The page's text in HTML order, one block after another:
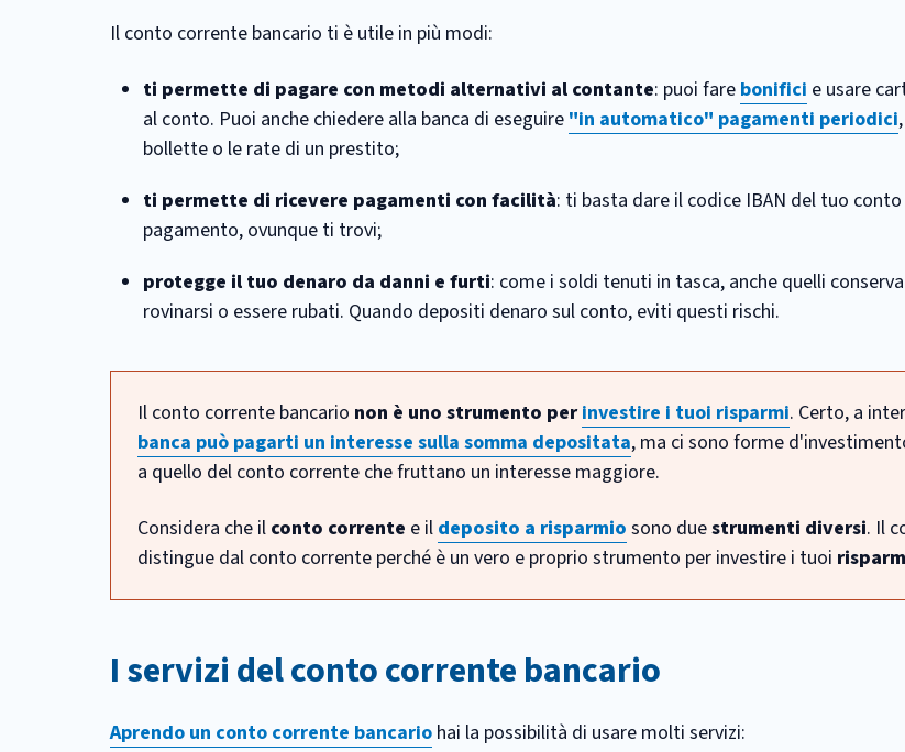
Il conto corrente bancario ti è utile in più modi:
ti permette di pagare con metodi alternativi al contante: puoi fare bonifici e usare
al conto. Puoi anche chiedere alla banca di eseguire "in automatico" pagamenti periodici
bollette o le rate di un prestito;
ti permette di ricevere pagamenti con facilità: ti basta dare il codice IBAN del tuo
pagamento, ovunque ti trovi;
protegge il tuo denaro da danni e furti: come i soldi tenuti in tasca, anche quelli
rovinarsi o essere rubati. Quando depositi denaro sul conto, eviti questi rischi.
Il conto corrente bancario non è uno strumento perinvestire i tuoi risparmi. Certo, a
banca può pagarti un interesse sulla somma depositata, ma ci sono forme
a quello del conto corrente che fruttano un interesse maggiore.
Considera che il conto corrente e il deposito a risparmio sono duestrumenti diversi. Il
distingue dal conto corrente perché è un vero e proprio strumento per investire i tuoi
I servizi del conto corrente bancario
Aprendo un conto corrente bancario hai la possibilità di usare molti servizi: